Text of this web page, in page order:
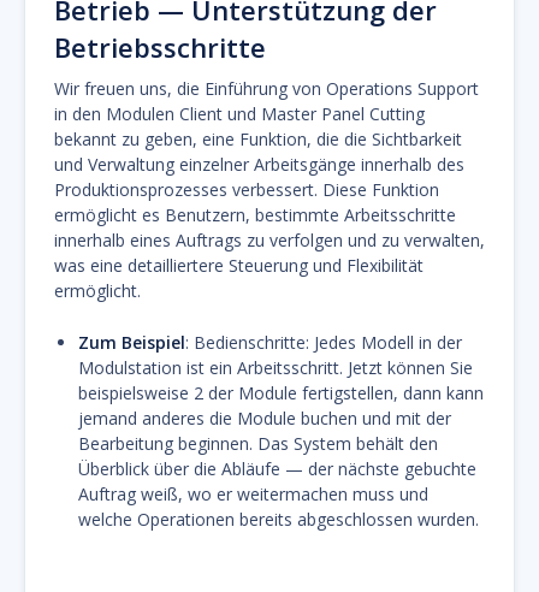
Betrieb — Unterstützung der
Betriebsschritte
Wir freuen uns, die Einführung von Operations Support
in den Modulen Client und Master Panel Cutting
bekannt zu geben, eine Funktion, die die Sichtbarkeit
und Verwaltung einzelner Arbeitsgänge innerhalb des
Produktionsprozesses verbessert. Diese Funktion
ermöglicht es Benutzern, bestimmte Arbeitsschritte
innerhalb eines Auftrags zu verfolgen und zu verwalten,
was eine detailliertere Steuerung und Flexibilität
ermöglicht.
Zum Beispiel: Bedienschritte: Jedes Modell in der
Modulstation ist ein Arbeitsschritt. Jetzt können Sie
beispielsweise 2 der Module fertigstellen, dann kann
jemand anderes die Module buchen und mit der
Bearbeitung beginnen. Das System behält den
Überblick über die Abläufe — der nächste gebuchte
Auftrag weiß, wo er weitermachen muss und
welche Operationen bereits abgeschlossen wurden.